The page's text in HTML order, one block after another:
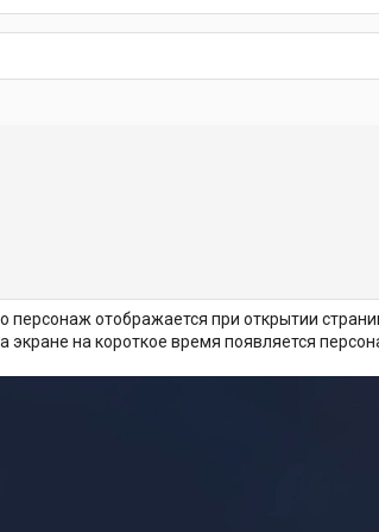
отображается при открытии
на короткое время появляется